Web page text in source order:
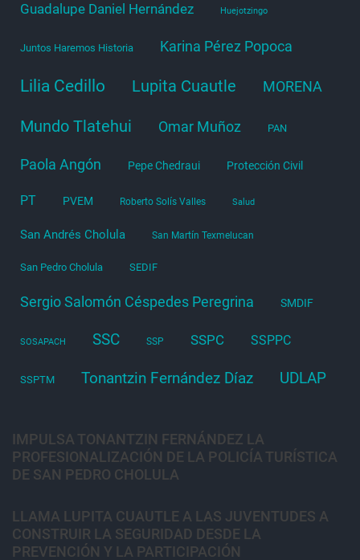
Guadalupe Daniel Hernández Huejotzingo
Juntos Haremos Historia Karina Pérez Popoca
Lilia Cedillo Lupita Cuautle MORENA
Mundo Tlatehui Omar Muñoz PAN
Paola Angón Pepe Chedraui Protección Civil
PT PVEM Roberto Solís Valles Salud
San Andrés Cholula San Martín Texmelucan
San Pedro Cholula SEDIF
Sergio Salomón Céspedes Peregrina SMDIF
SOSAPACH SSC SSP SSPC SSPPC
SSPTM Tonantzin Fernández Díaz UDLAP
IMPULSA TONANTZIN FERNÁNDEZ LA
PROFESIONALIZACIÓN DE LA POLICÍA TURÍSTICA
DE SAN PEDRO CHOLULA
LLAMA LUPITA CUAUTLE A LAS JUVENTUDES A
CONSTRUIR LA SEGURIDAD DESDE LA
PREVENCIÓN Y LA PARTICIPACIÓN